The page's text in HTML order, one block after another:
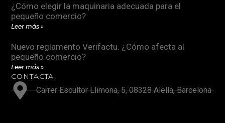
¿Cómo elegir la maquinaria adecuada para el
pequeño comercio?
Leer más »
Nuevo reglamento Verifactu. ¿Cómo afecta al
pequeño comercio?
Leer más »
CONTACTA
Carrer Escultor Llimona, 5, 08328 Alella, Barcelona